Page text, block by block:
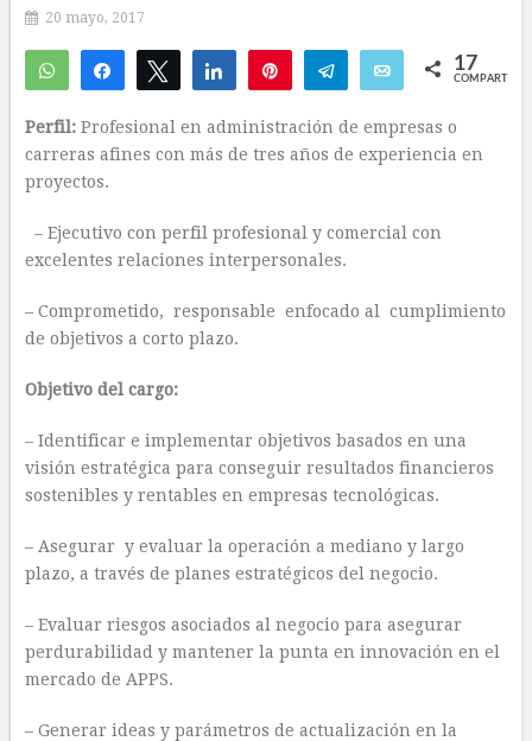
20 mayo, 2017
WhatsAppCompartirTwittear Compartir Telegram Email 17
COMPARTIR
Perfil: Profesional en administración de empresas o
carreras afines con más de tres años de experiencia en
proyectos.
– Ejecutivo con perfil profesional y comercial con
excelentes relaciones interpersonales.
– Comprometido, responsable enfocado al cumplimiento
de objetivos a corto plazo.
Objetivo del cargo:
– Identificar e implementar objetivos basados en una
visión estratégica para conseguir resultados financieros
sostenibles y rentables en empresas tecnológicas.
– Asegurar y evaluar la operación a mediano y largo
plazo, a través de planes estratégicos del negocio.
– Evaluar riesgos asociados al negocio para asegurar
perdurabilidad y mantener la punta en innovación en el
mercado de APPS.
– Generar ideas y parámetros de actualización en la